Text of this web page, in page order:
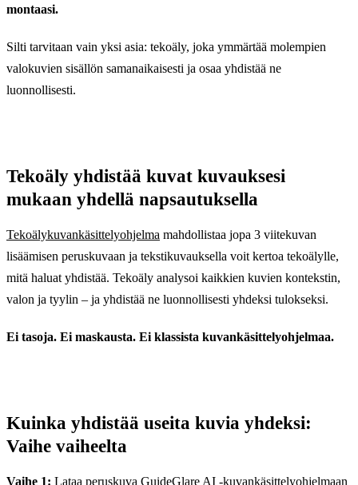
montaasi.
Silti tarvitaan vain yksi asia: tekoäly, joka ymmärtää molempien
valokuvien sisällön samanaikaisesti ja osaa yhdistää ne
luonnollisesti.
Tekoäly yhdistää kuvat kuvauksesi
mukaan yhdellä napsautuksella
Tekoälykuvankäsittelyohjelma mahdollistaa jopa 3 viitekuvan
lisäämisen peruskuvaan ja tekstikuvauksella voit kertoa tekoälylle,
mitä haluat yhdistää. Tekoäly analysoi kaikkien kuvien kontekstin,
valon ja tyylin – ja yhdistää ne luonnollisesti yhdeksi tulokseksi.
Ei tasoja. Ei maskausta. Ei klassista kuvankäsittelyohjelmaa.
Kuinka yhdistää useita kuvia yhdeksi:
Vaihe vaiheelta
Vaihe 1: Lataa peruskuva GuideGlare AI -kuvankäsittelyohjelmaan